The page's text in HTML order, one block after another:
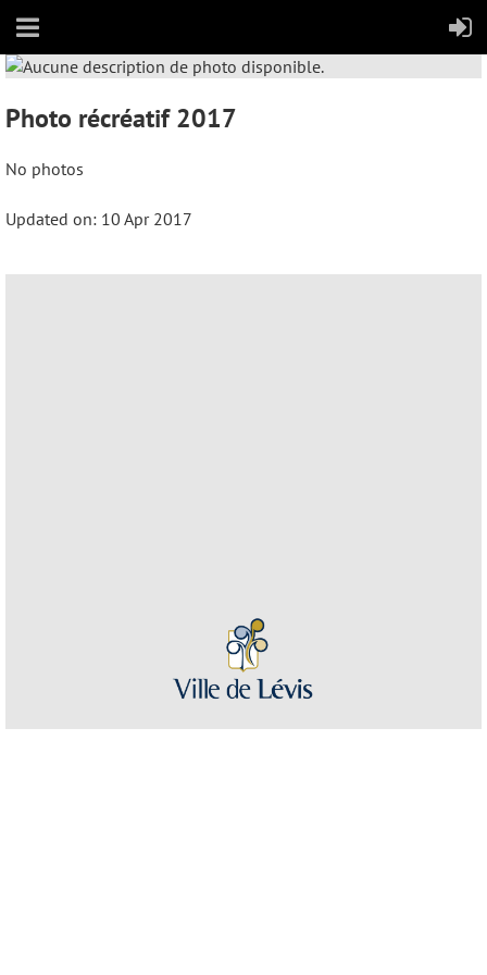
Photo récréatif 2017
No photos
Updated on: 10 Apr 2017